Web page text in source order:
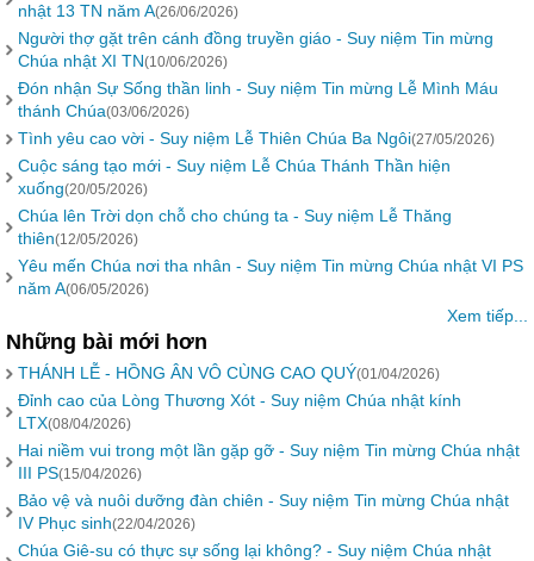
nhật 13 TN năm A(26/06/2026)
Người thợ gặt trên cánh đồng truyền giáo - Suy niệm Tin mừng
Chúa nhật XI TN(10/06/2026)
Đón nhận Sự Sống thần linh - Suy niệm Tin mừng Lễ Mình Máu
thánh Chúa(03/06/2026)
Tình yêu cao vời - Suy niệm Lễ Thiên Chúa Ba Ngôi(27/05/2026)
Cuộc sáng tạo mới - Suy niệm Lễ Chúa Thánh Thần hiện
xuống(20/05/2026)
Chúa lên Trời dọn chỗ cho chúng ta - Suy niệm Lễ Thăng
thiên(12/05/2026)
Yêu mến Chúa nơi tha nhân - Suy niệm Tin mừng Chúa nhật VI PS
năm A(06/05/2026)
Xem tiếp...
Những bài mới hơn
THÁNH LỄ - HỒNG ÂN VÔ CÙNG CAO QUÝ(01/04/2026)
Đỉnh cao của Lòng Thương Xót - Suy niệm Chúa nhật kính
LTX(08/04/2026)
Hai niềm vui trong một lần gặp gỡ - Suy niệm Tin mừng Chúa nhật
III PS(15/04/2026)
Bảo vệ và nuôi dưỡng đàn chiên - Suy niệm Tin mừng Chúa nhật
IV Phục sinh(22/04/2026)
Chúa Giê-su có thực sự sống lại không? - Suy niệm Chúa nhật